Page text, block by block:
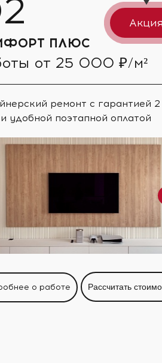
ПЛЮС
от 25 000 ₽/м²
ремонт с гарантией 2
удобной поэтапной оплатой
о работе Рассчитать
Акция